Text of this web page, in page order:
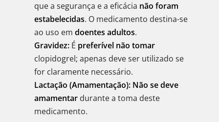
que a segurança e a eficácia não foram
estabelecidas. O medicamento destina-se
ao uso em doentes adultos.
Gravidez: É preferível não tomar
clopidogrel; apenas deve ser utilizado se
for claramente necessário.
Lactação (Amamentação): Não se deve
amamentar durante a toma deste
medicamento.